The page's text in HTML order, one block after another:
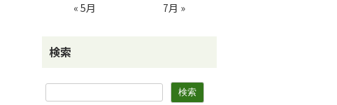
« 5月 7月 »
検索